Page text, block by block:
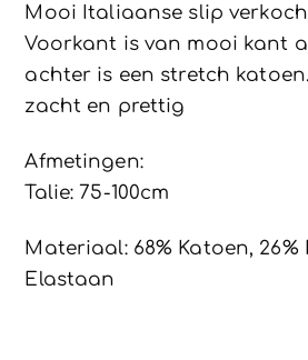
Mooi Italiaanse slip
Voorkant is van mooi kant
achter is een stretch
zacht en prettig
Afmetingen:
Talie: 75-100cm
Materiaal: 68% Katoen, 26%
Elastaan